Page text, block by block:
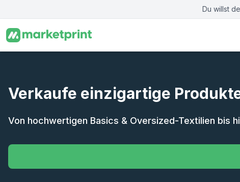
Du willst
Verkaufe einzigartige
Von hochwertigen Basics & Oversized-Textilien bis